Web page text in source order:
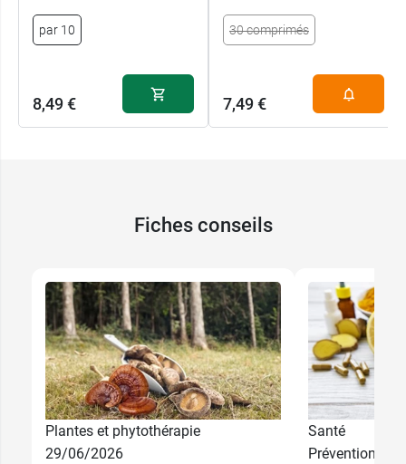
par 10
8,49 €
30 comprimés
7,49 €
Fiches conseils
Plantes et phytothérapie
29/06/2026
Santé
Prévention